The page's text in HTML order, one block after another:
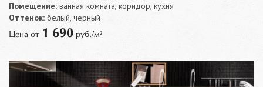
Помещение: ванная комната, коридор, кухня
Оттенок: белый, черный
Цена от 1 690 руб./м²